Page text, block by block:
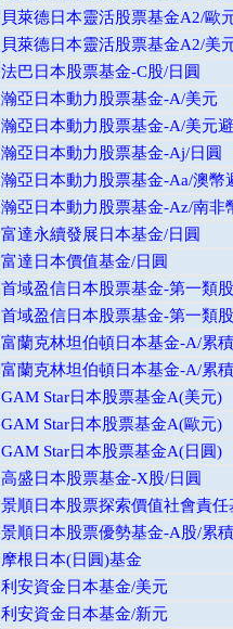
貝萊德日本靈活股票基金A2/歐
貝萊德日本靈活股票基金A2/美
法巴日本股票基金-C股/日圓
瀚亞日本動力股票基金-A/美元
瀚亞日本動力股票基金-A/美元
瀚亞日本動力股票基金-Aj/日圓
瀚亞日本動力股票基金-Aa/澳幣
瀚亞日本動力股票基金-Az/南非
富達永續發展日本基金/日圓
富達日本價值基金/日圓
首域盈信日本股票基金-第一類
首域盈信日本股票基金-第一類
富蘭克林坦伯頓日本基金-A/累
富蘭克林坦伯頓日本基金-A/累
GAM Star日本股票基金A(美元)
GAM Star日本股票基金A(歐元)
GAM Star日本股票基金A(日圓)
高盛日本股票基金-X股/日圓
景順日本股票探索價值社會責
景順日本股票優勢基金-A股/累
摩根日本(日圓)基金
利安資金日本基金/美元
利安資金日本基金/新元